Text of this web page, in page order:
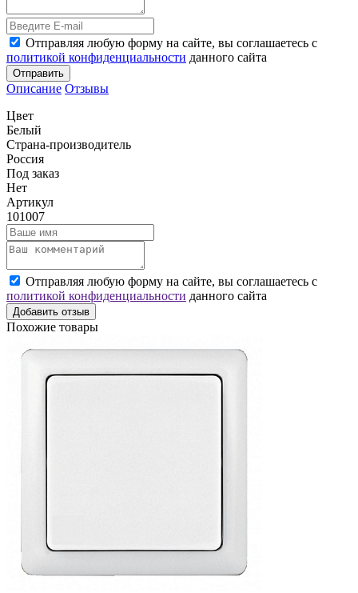
Отправляя любую форму на сайте, вы соглашаетесь с
политикой конфиденциальности данного сайта
Отправить
Описание Отзывы
Цвет
Белый
Страна-производитель
Россия
Под заказ
Нет
Артикул
101007
Отправляя любую форму на сайте, вы соглашаетесь с
политикой конфиденциальности данного сайта
Добавить отзыв
Похожие товары